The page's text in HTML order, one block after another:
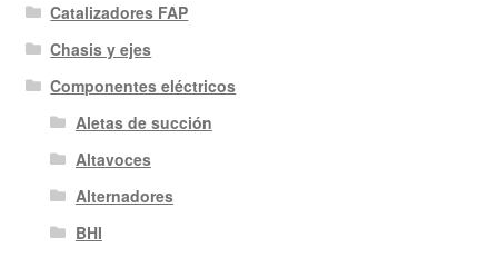
Catalizadores FAP
Chasis y ejes
Componentes eléctricos
Aletas de succión
Altavoces
Alternadores
BHI